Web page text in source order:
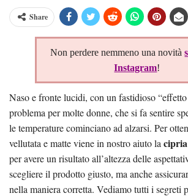
Share
Non perdere nemmeno una novità
Instagram!
Naso e fronte lucidi, con un fastidioso
problema per molte donne, che si fa sentire
le temperature cominciano ad alzarsi. Per
vellutata e matte viene in nostro aiuto la
per avere un risultato all’altezza delle
scegliere il prodotto giusto, ma anche
nella maniera corretta. Vediamo tutti i segreti